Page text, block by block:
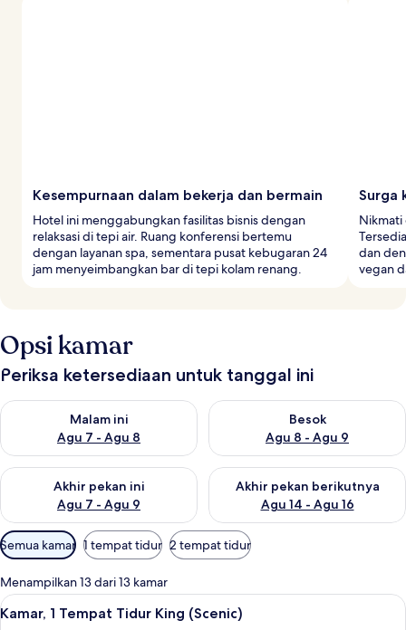
Kesempurnaan dalam bekerja dan bermain
Hotel ini menggabungkan fasilitas bisnis dengan
relaksasi di tepi air. Ruang konferensi bertemu
dengan layanan spa, sementara pusat kebugaran 24
jam menyeimbangkan bar di tepi kolam renang.
Surga
Nikmati
dan
vegan
Opsi kamar
Periksa ketersediaan untuk tanggal ini
Malam ini
Agu 7 - Agu 8
Periksa ketersediaan untuk malam ini Agu 7 - Agu 8
Besok
Agu 8 - Agu 9
Periksa ketersediaan untuk
Akhir pekan ini
Agu 7 - Agu 9
Periksa ketersediaan untuk akhir pekan ini Agu 7 - Agu 9
Akhir pekan berikutnya
Agu 14 - Agu 16
Periksa ketersediaan untuk
Filter
tersedia
untuk
kamar
Semua kamar 1 tempat tidur 2 tempat tidur
Menampilkan 13 dari 13 kamar
Lihat
semua
Kamar, 1 Tempat Tidur King (Scenic)
6
Kamar, 1 Tempat Tidur King (Scenic)